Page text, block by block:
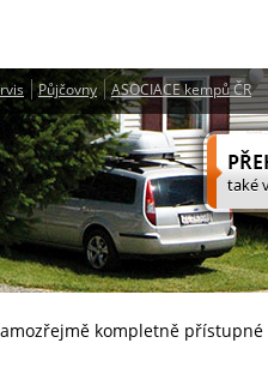
Půjčovny ASOCIACE kempů ČR
kompletně přístupné